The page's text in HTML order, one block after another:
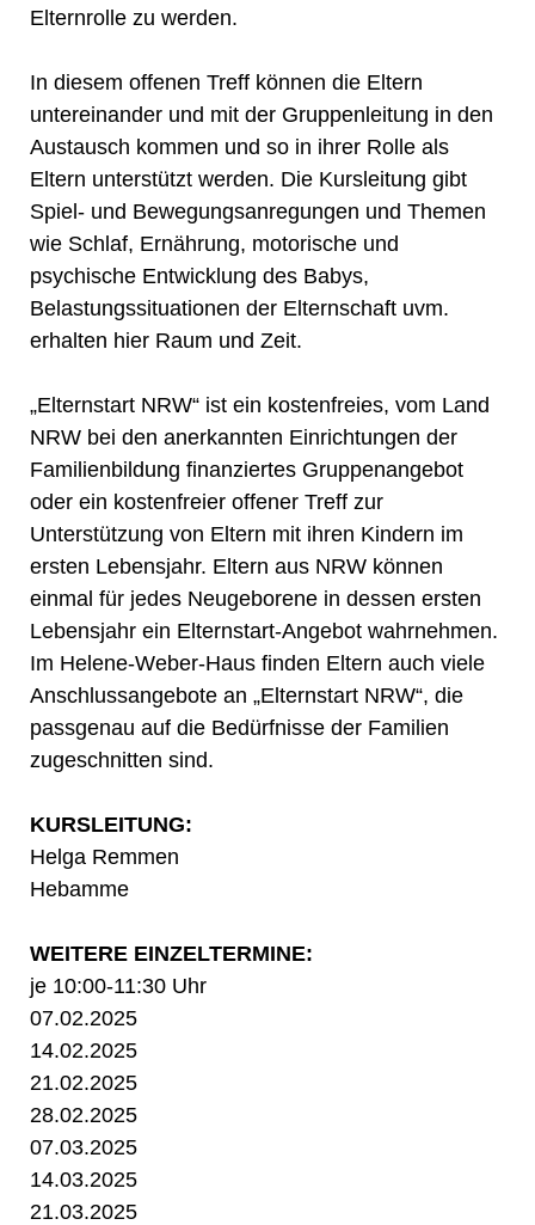
Elternrolle zu werden.
In diesem offenen Treff können die Eltern
untereinander und mit der Gruppenleitung in den
Austausch kommen und so in ihrer Rolle als
Eltern unterstützt werden. Die Kursleitung gibt
Spiel- und Bewegungsanregungen und Themen
wie Schlaf, Ernährung, motorische und
psychische Entwicklung des Babys,
Belastungssituationen der Elternschaft uvm.
erhalten hier Raum und Zeit.
„Elternstart NRW“ ist ein kostenfreies, vom Land
NRW bei den anerkannten Einrichtungen der
Familienbildung finanziertes Gruppenangebot
oder ein kostenfreier offener Treff zur
Unterstützung von Eltern mit ihren Kindern im
ersten Lebensjahr. Eltern aus NRW können
einmal für jedes Neugeborene in dessen ersten
Lebensjahr ein Elternstart-Angebot wahrnehmen.
Im Helene-Weber-Haus finden Eltern auch viele
Anschlussangebote an „Elternstart NRW“, die
passgenau auf die Bedürfnisse der Familien
zugeschnitten sind.
KURSLEITUNG:
Helga Remmen
Hebamme
WEITERE EINZELTERMINE:
je 10:00-11:30 Uhr
07.02.2025
14.02.2025
21.02.2025
28.02.2025
07.03.2025
14.03.2025
21.03.2025